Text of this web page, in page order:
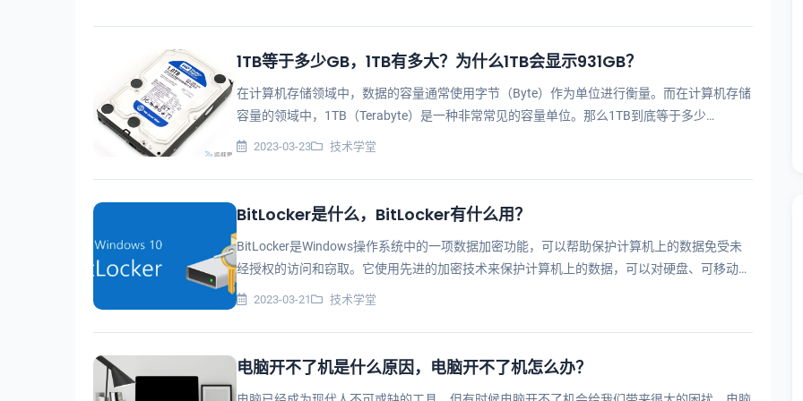
1TB等于多少GB，1TB有多大？为什么1TB会显示931GB？
在计算机存储领域中，数据的容量通常使用字节（Byte）作为单位进行衡量。而在计算机存储
容量的领域中，1TB（Terabyte）是一种非常常见的容量单位。那么1TB到底等于多少
GB（Gigabyte）呢？我们来详细介绍一下。首先，···
2023-03-23 技术学堂
BitLocker是什么，BitLocker有什么用？
BitLocker是Windows操作系统中的一项数据加密功能，可以帮助保护计算机上的数据免受未
经授权的访问和窃取。它使用先进的加密技术来保护计算机上的数据，可以对硬盘、可移动驱
动器和闪存驱动器进行加密。BitLocker通常···
2023-03-21 技术学堂
电脑开不了机是什么原因，电脑开不了机怎么办？